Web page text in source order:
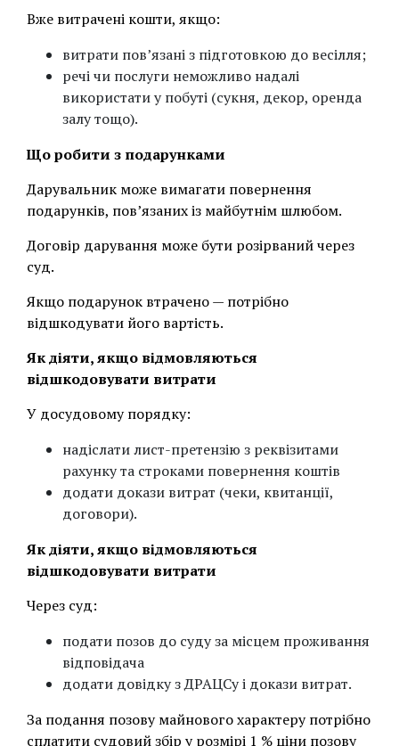
Вже витрачені кошти, якщо:
витрати пов’язані з підготовкою до весілля;
речі чи послуги неможливо надалі
використати у побуті (сукня, декор, оренда
залу тощо).
Що робити з подарунками
Дарувальник може вимагати повернення
подарунків, пов’язаних із майбутнім шлюбом.
Договір дарування може бути розірваний через
суд.
Якщо подарунок втрачено — потрібно
відшкодувати його вартість.
Як діяти, якщо відмовляються
відшкодовувати витрати
У досудовому порядку:
надіслати лист-претензію з реквізитами
рахунку та строками повернення коштів
додати докази витрат (чеки, квитанції,
договори).
Як діяти, якщо відмовляються
відшкодовувати витрати
Через суд:
подати позов до суду за місцем проживання
відповідача
додати довідку з ДРАЦСу і докази витрат.
За подання позову майнового характеру потрібно
сплатити судовий збір у розмірі 1 % ціни позову